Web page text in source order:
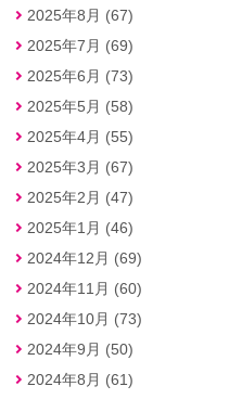
2025年8月 (67)
2025年7月 (69)
2025年6月 (73)
2025年5月 (58)
2025年4月 (55)
2025年3月 (67)
2025年2月 (47)
2025年1月 (46)
2024年12月 (69)
2024年11月 (60)
2024年10月 (73)
2024年9月 (50)
2024年8月 (61)